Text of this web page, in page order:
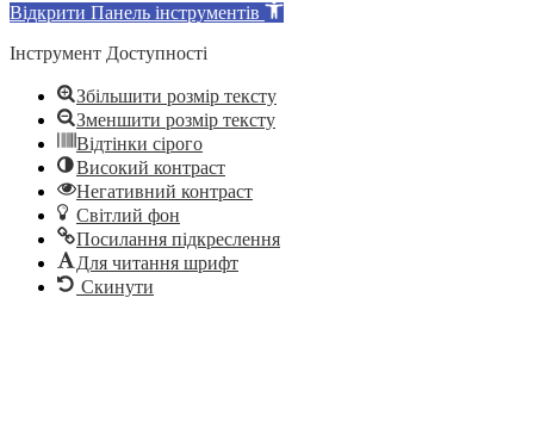
Відкрити Панель інструментів
Інструмент Доступності
Збільшити розмір тексту
Зменшити розмір тексту
Відтінки сірого
Високий контраст
Негативний контраст
Світлий фон
Посилання підкреслення
Для читання шрифт
Скинути